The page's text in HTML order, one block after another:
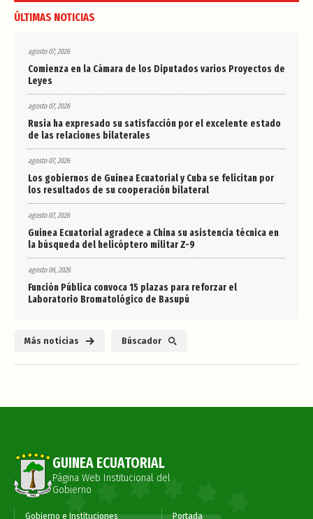
ÚLTIMAS NOTICIAS
agosto 07, 2026
Comienza en la Cámara de los Diputados varios Proyectos de
Leyes
agosto 07, 2026
Rusia ha expresado su satisfacción por el excelente estado
de las relaciones bilaterales
agosto 07, 2026
Los gobiernos de Guinea Ecuatorial y Cuba se felicitan por
los resultados de su cooperación bilateral
agosto 07, 2026
Guinea Ecuatorial agradece a China su asistencia técnica en
la búsqueda del helicóptero militar Z-9
agosto 06, 2026
Función Pública convoca 15 plazas para reforzar el
Laboratorio Bromatológico de Basupú
Más noticias Búscador
GUINEA ECUATORIAL
Página Web Institucional del
Gobierno
Gobierno e Instituciones
Portada